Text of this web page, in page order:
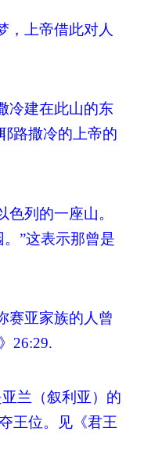
，上帝借此对人
冷建在此山的东
路撒冷的上帝的
色列的一座山。
”这表示那曾是
赛亚家族的人曾
26:29.
亚兰（叙利亚）的
王位。见《君王